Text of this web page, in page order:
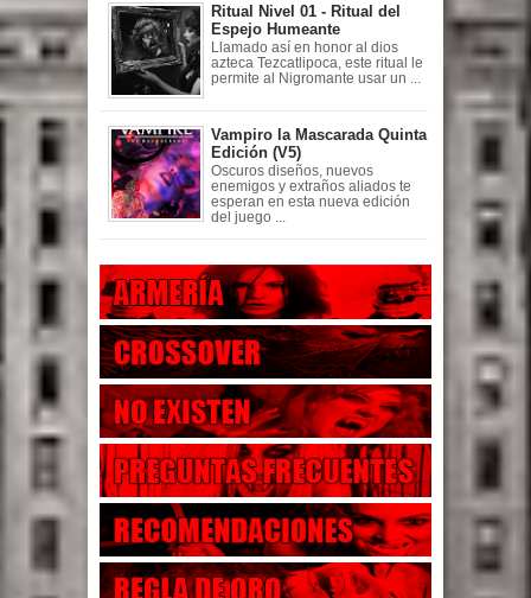
Ritual Nivel 01 - Ritual del
Espejo Humeante
Llamado así en honor al dios
azteca Tezcatlipoca, este ritual le
permite al Nigromante usar un ...
Vampiro la Mascarada Quinta
Edición (V5)
Oscuros diseños, nuevos
enemigos y extraños aliados te
esperan en esta nueva edición
del juego ...